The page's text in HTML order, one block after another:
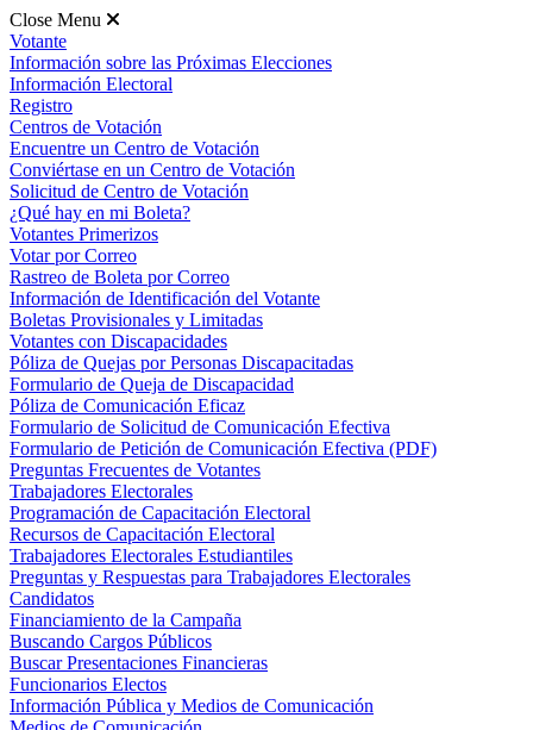
Close Menu
Votante
Información sobre las Próximas Elecciones
Información Electoral
Registro
Centros de Votación
Encuentre un Centro de Votación
Conviértase en un Centro de Votación
Solicitud de Centro de Votación
¿Qué hay en mi Boleta?
Votantes Primerizos
Votar por Correo
Rastreo de Boleta por Correo
Información de Identificación del Votante
Boletas Provisionales y Limitadas
Votantes con Discapacidades
Póliza de Quejas por Personas Discapacitadas
Formulario de Queja de Discapacidad
Póliza de Comunicación Eficaz
Formulario de Solicitud de Comunicación Efectiva
Formulario de Petición de Comunicación Efectiva (PDF)
Preguntas Frecuentes de Votantes
Trabajadores Electorales
Programación de Capacitación Electoral
Recursos de Capacitación Electoral
Trabajadores Electorales Estudiantiles
Preguntas y Respuestas para Trabajadores Electorales
Candidatos
Financiamiento de la Campaña
Buscando Cargos Públicos
Buscar Presentaciones Financieras
Funcionarios Electos
Información Pública y Medios de Comunicación